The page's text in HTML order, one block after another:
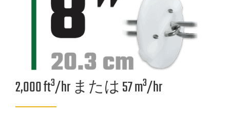
2,000 ft3/hr または 57 m3/hr